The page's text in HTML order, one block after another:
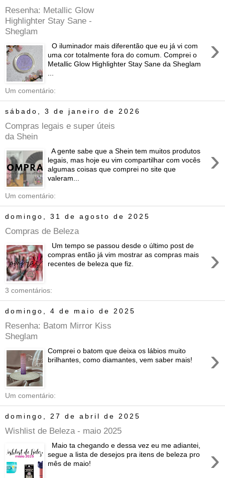
Resenha: Metallic Glow
Highlighter Stay Sane -
Sheglam
›
O iluminador mais diferentão que eu já vi com
uma cor totalmente fora do comum. Comprei o
Metallic Glow Highlighter Stay Sane da Sheglam
Um comentário:
sábado, 3 de janeiro de 2026
Compras legais e super úteis
da Shein
›
A gente sabe que a Shein tem muitos produtos
legais, mas hoje eu vim compartilhar com vocês
algumas coisas que comprei no site que
valeram...
Um comentário:
domingo, 31 de agosto de 2025
Compras de Beleza
›
Um tempo se passou desde o último post de
compras então já vim mostrar as compras mais
recentes de beleza que fiz.
3 comentários:
domingo, 4 de maio de 2025
Resenha: Batom Mirror Kiss
Sheglam
›
Comprei o batom que deixa os lábios muito
brilhantes, como diamantes, vem saber mais!
Um comentário:
domingo, 27 de abril de 2025
Wishlist de Beleza - maio 2025
›
Maio ta chegando e dessa vez eu me adiantei,
segue a lista de desejos pra itens de beleza pro
mês de maio!